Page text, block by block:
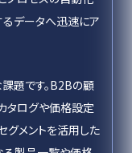
データへ迅速にア
題です。B2Bの顧
タログや価格設定
グメントを活用した